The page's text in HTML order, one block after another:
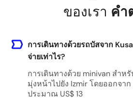
ของเรา คำ
การเดินทางด้วยรถบัสจาก
จ่ายเท่าไร?
การเดินทางด้วย minivan สำ
มุ่งหน้าไปยัง Izmir โดยออกจา
ประมาณ US$ 13